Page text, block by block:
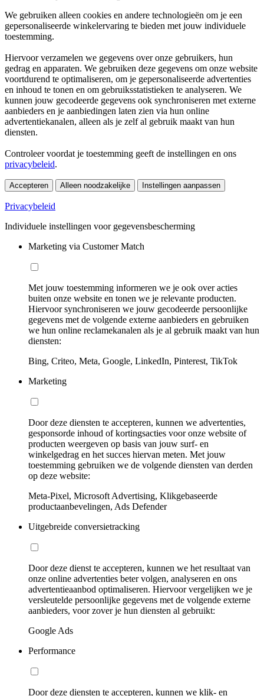
We gebruiken alleen cookies en andere technologieën om je een
gepersonaliseerde winkelervaring te bieden met jouw individuele
toestemming.
Hiervoor verzamelen we gegevens over onze gebruikers, hun
gedrag en apparaten. We gebruiken deze gegevens om onze website
voortdurend te optimaliseren, om je gepersonaliseerde advertenties
en inhoud te tonen en om gebruiksstatistieken te analyseren. We
kunnen jouw gecodeerde gegevens ook synchroniseren met externe
aanbieders en je aanbiedingen laten zien via hun online
advertentiekanalen, alleen als je zelf al gebruik maakt van hun
diensten.
Controleer voordat je toestemming geeft de instellingen en ons
privacybeleid.
Accepteren Alleen noodzakelijke Instellingen aanpassen
Privacybeleid
Individuele instellingen voor gegevensbescherming
Marketing via Customer Match
Met jouw toestemming informeren we je ook over acties
buiten onze website en tonen we je relevante producten.
Hiervoor synchroniseren we jouw gecodeerde persoonlijke
gegevens met de volgende externe aanbieders en gebruiken
we hun online reclamekanalen als je al gebruik maakt van hun
diensten:
Bing, Criteo, Meta, Google, LinkedIn, Pinterest, TikTok
Marketing
Door deze diensten te accepteren, kunnen we advertenties,
gesponsorde inhoud of kortingsacties voor onze website of
producten weergeven op basis van jouw surf- en
winkelgedrag en het succes hiervan meten. Met jouw
toestemming gebruiken we de volgende diensten van derden
op deze website:
Meta-Pixel, Microsoft Advertising, Klikgebaseerde
productaanbevelingen, Ads Defender
Uitgebreide conversietracking
Door deze dienst te accepteren, kunnen we het resultaat van
onze online advertenties beter volgen, analyseren en ons
advertentieaanbod optimaliseren. Hiervoor vergelijken we je
versleutelde persoonlijke gegevens met de volgende externe
aanbieders, voor zover je hun diensten al gebruikt:
Google Ads
Performance
Door deze diensten te accepteren, kunnen we klik- en